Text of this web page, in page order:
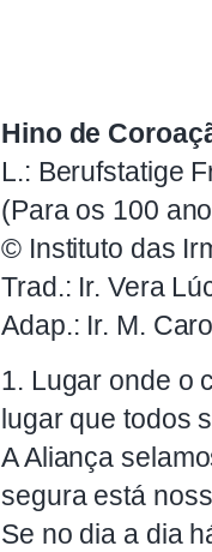
Hino de
L.: Berufstatige
(Para os 100
© Instituto das
Trad.: Ir. Vera
Adap.: Ir. M.
1. Lugar onde o
lugar que todos
A Aliança
segura está
Se no dia a dia